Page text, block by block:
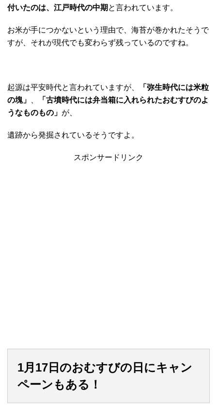
付いたのは、江戸時代の中期 と言われています。
お米が手につかないという理由で、海苔が巻かれたそうで
すが、それが現代でも変わらず残っているのですね。
起源は平安時代と言われていますが、
「弥生時代には米粒
の塊」
「古墳時代には弁当箱に入れられたおむすびのよ
うなものもの」 が、
遺跡から発掘されているそうですよ。
スポンサードリンク
1月17日のおむすびの日にキャン
ペーンもある！